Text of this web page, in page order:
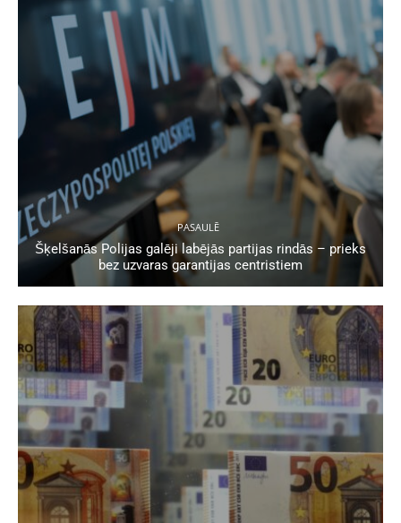
PASAULĒ
Šķelšanās Polijas galēji labējās partijas rindās – prieks
bez uzvaras garantijas centristiem